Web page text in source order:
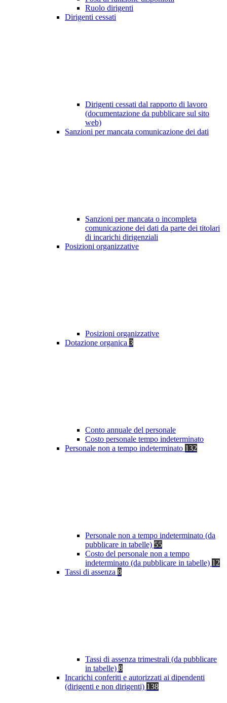
Ruolo dirigenti
Dirigenti cessati
Dirigenti cessati dal rapporto di lavoro
(documentazione da pubblicare sul sito
web)
Sanzioni per mancata comunicazione dei dati
Sanzioni per mancata o incompleta
comunicazione dei dati da parte dei titolari
di incarichi dirigenziali
Posizioni organizzative
Posizioni organizzative
Dotazione organica 3
Conto annuale del personale
Costo personale tempo indeterminato
Personale non a tempo indeterminato 132
Personale non a tempo indeterminato (da
pubblicare in tabelle) 55
Costo del personale non a tempo
indeterminato (da pubblicare in tabelle) 12
Tassi di assenza 8
Tassi di assenza trimestrali (da pubblicare
in tabelle) 8
Incarichi conferiti e autorizzati ai dipendenti
(dirigenti e non dirigenti) 138